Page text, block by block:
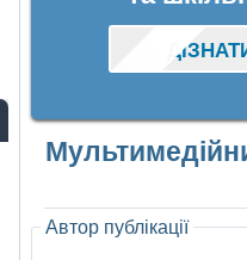
Автор публікації